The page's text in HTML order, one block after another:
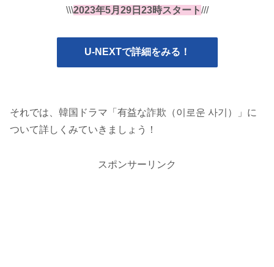
\\\2023年5月29日23時スタート///
U-NEXTで詳細をみる！
それでは、韓国ドラマ「有益な詐欺（이로운 사기）」に
ついて詳しくみていきましょう！
スポンサーリンク